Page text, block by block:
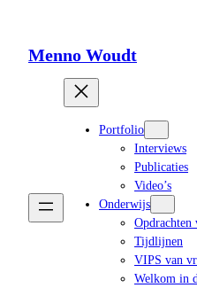
Menno Woudt
Portfolio
Interviews
Publicaties
Video’s
Onderwijs
Opdrachten
Tijdlijnen
VIPS van
Welkom in